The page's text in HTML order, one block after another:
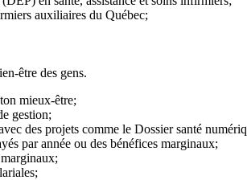
auxiliaires du Québec;
être des gens.
mieux-être;
gestion;
des projets comme le Dossier santé
par année ou des bénéfices marginaux;